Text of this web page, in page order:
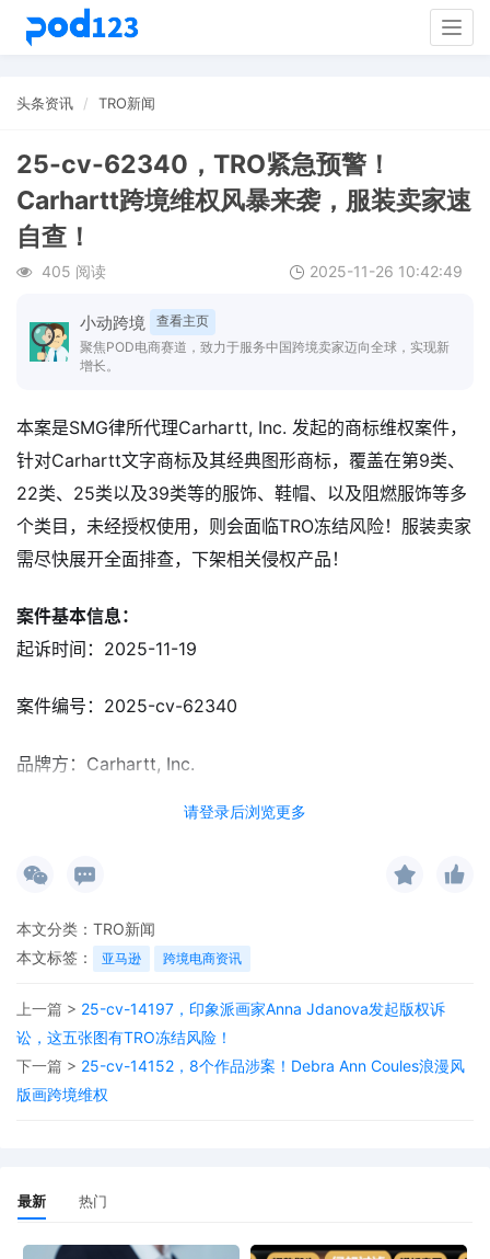
头条资讯 TRO新闻
25-cv-62340，TRO紧急预警！
Carhartt跨境维权风暴来袭，服装卖家速
自查！
405 阅读 2025-11-26 10:42:49
小动跨境
查看主页
聚焦POD电商赛道，致力于服务中国跨境卖家迈向全球，实现新
增长。
请登录后浏览更多
本案是SMG律所代理Carhartt, Inc. 发起的商标维权案件，
针对Carhartt文字商标及其经典图形商标，覆盖在第9类、
22类、25类以及39类等的服饰、鞋帽、以及阻燃服饰等多
个类目，未经授权使用，则会面临TRO冻结风险！服装卖家
需尽快展开全面排查，下架相关侵权产品！
案件基本信息：
起诉时间：2025-11-19
案件编号：2025-cv-62340
品牌方：Carhartt, Inc.
律所：Stpehen M. Gaffigan, P.A.
Carhartt, Inc.是一家拥有超130年历史的美国工装服饰品
牌，早期，创始人Hamilton Carhartt以生产耐用丹宁布工
装裤起步，秉持一分钱一分货理念，凭借优质材料与精湛工
艺，迅速在蓝领阶层站稳脚跟。
多采用丹宁布、帆布等高级面料，注重功能性细节，如多口
袋、加固缝线，耐用又舒适。经典款式众多，像底特律夹克
本文分类： TRO新闻
本文标签：
亚马逊 跨境电商资讯
上一篇 > 25-cv-14197，印象派画家Anna Jdanova发起版权诉
讼，这五张图有TRO冻结风险！
下一篇 > 25-cv-14152，8个作品涉案！Debra Ann Coules浪漫风
版画跨境维权
最新 热门